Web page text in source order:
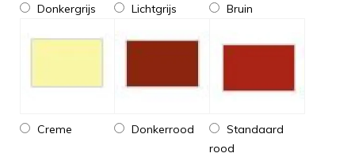
Donkergrijs Lichtgrijs Bruin
Creme Donkerrood
Standaard
rood